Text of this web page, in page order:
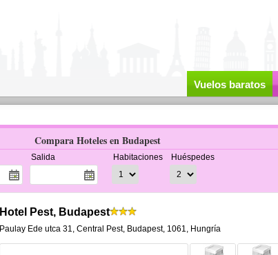
Vuelos baratos
Compara Hoteles en Budapest
Salida Habitaciones Huéspedes
Hotel Pest, Budapest
Paulay Ede utca 31, Central Pest, Budapest, 1061, Hungría